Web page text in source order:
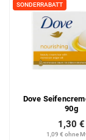
SONDERRABATT
Dove
90g
1,09 € ohne
1,30 €